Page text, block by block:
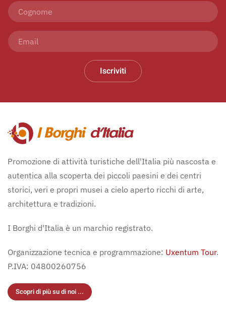
Iscriviti
Promozione di attività turistiche dell'Italia più nascosta e
autentica alla scoperta dei piccoli paesini e dei centri
storici, veri e propri musei a cielo aperto ricchi di arte,
architettura e tradizioni.
I Borghi d'Italia è un marchio registrato.
Organizzazione tecnica e programmazione: Uxentum Tour.
P.IVA: 04800260756
Scopri di più su di noi ...